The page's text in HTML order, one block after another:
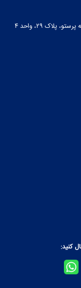
۲۹، واحد ۴
کنید: